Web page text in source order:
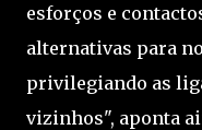
esforços e
alternativas para
privilegiando as
vizinhos", aponta